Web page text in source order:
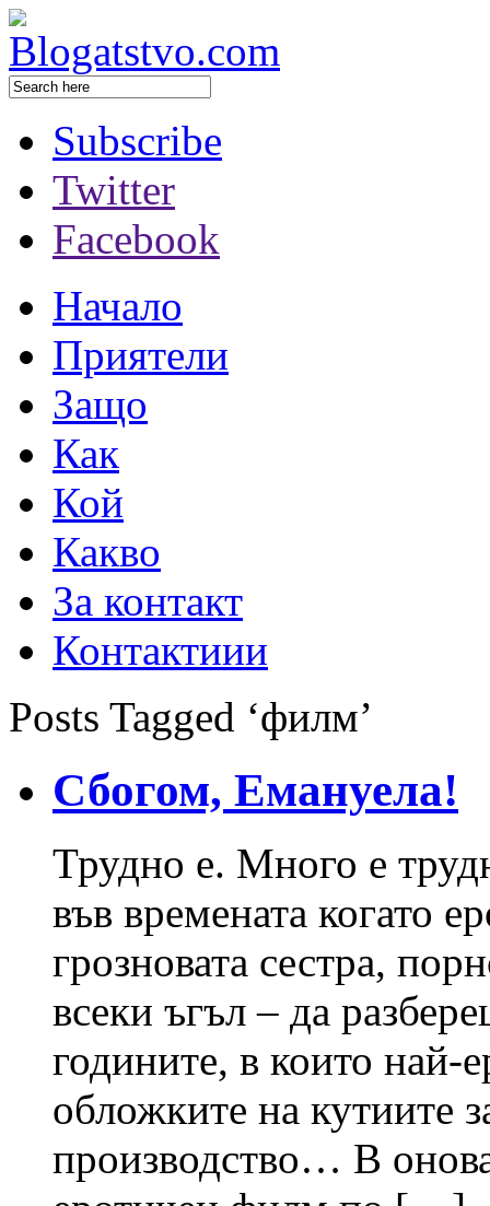
Subscribe
Twitter
Facebook
Начало
Приятели
Защо
Как
Кой
Какво
За контакт
Контактиии
Posts Tagged ‘филм’
Сбогом, Емануела!
Трудно е. Много е
във времената когато
грозновата сестра,
всеки ъгъл – да
годините, в които най-
обложките на кутиите
производство… В